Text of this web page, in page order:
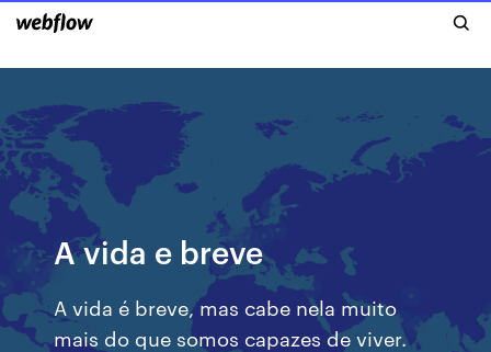
A vida e breve
A vida é breve, mas cabe nela muito
mais do que somos capazes de viver.